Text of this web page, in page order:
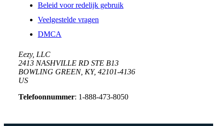
Beleid voor redelijk gebruik
Veelgestelde vragen
DMCA
Eezy, LLC
2413 NASHVILLE RD STE B13
BOWLING GREEN, KY, 42101-4136
US
Telefoonnummer: 1-888-473-8050